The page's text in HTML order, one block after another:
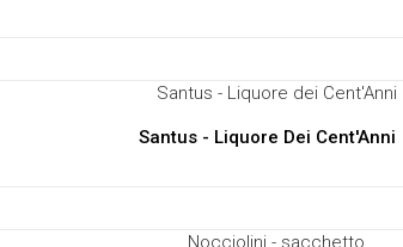
Santus - Liquore Dei Cent'Anni